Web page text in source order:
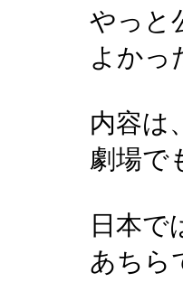
やっと
よかっ
内容は
劇場で
日本で
あちら